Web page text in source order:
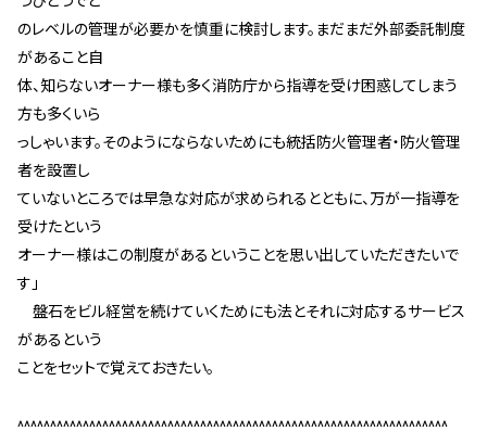
のレベルの管理が必要かを慎重に検討します。まだまだ外部委託制度
があること自
体、知らないオーナー様も多く消防庁から指導を受け困惑してしまう
方も多くいら
っしゃいます。そのようにならないためにも統括防火管理者・防火管理
者を設置し
ていないところでは早急な対応が求められるとともに、万が一指導を
受けたという
オーナー様はこの制度があるということを思い出していただきたいで
す」
盤石をビル経営を続けていくためにも法とそれに対応するサービス
があるという
ことをセットで覚えておきたい。
^^^^^^^^^^^^^^^^^^^^^^^^^^^^^^^^^^^^^^^^^^^^^^^^^^^^^^^^^^^^^^^^^^